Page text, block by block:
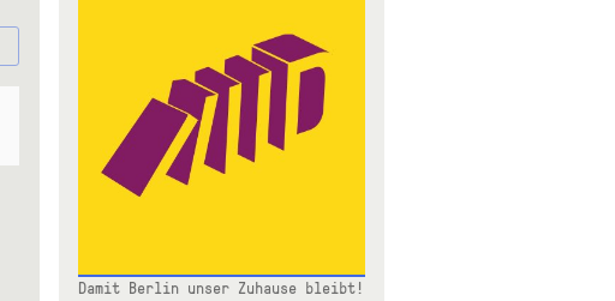
Damit Berlin unser Zuhause bleibt!